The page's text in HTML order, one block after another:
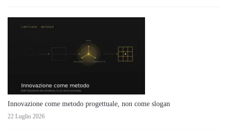
Innovazione come metodo progettuale, non come slogan
22 Luglio 2026